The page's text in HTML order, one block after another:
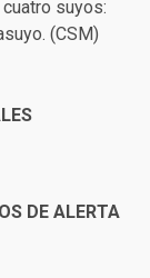
suyos:
(CSM)
DE ALERTA